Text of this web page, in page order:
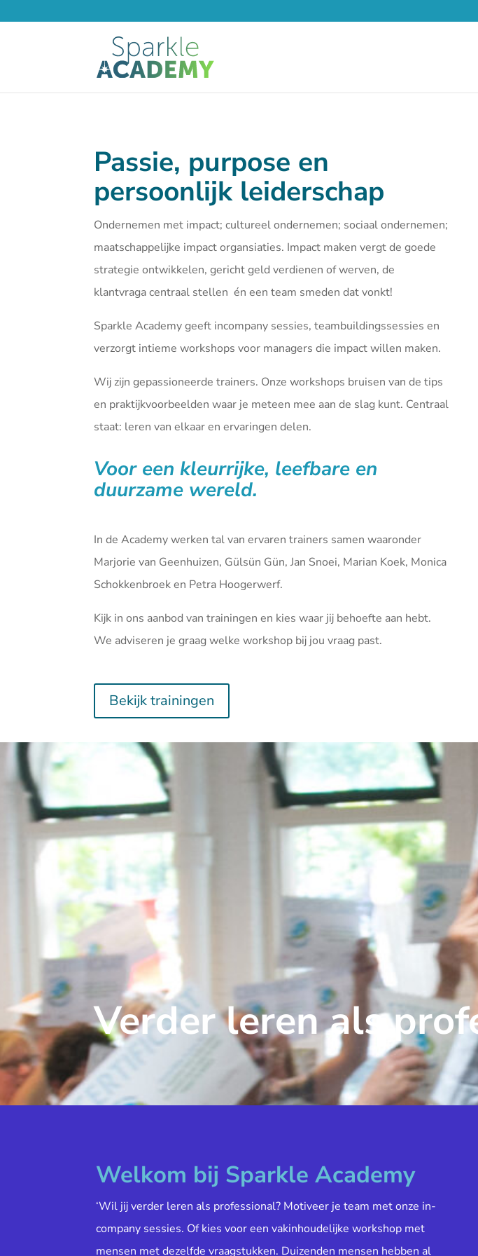
Passie, purpose en
persoonlijk leiderschap
Ondernemen met impact; cultureel ondernemen; sociaal ondernemen;
maatschappelijke impact organsiaties. Impact maken vergt de goede
strategie ontwikkelen, gericht geld verdienen of werven, de
klantvraga centraal stellen én een team smeden dat vonkt!
Sparkle Academy geeft incompany sessies, teambuildingssessies en
verzorgt intieme workshops voor managers die impact willen maken.
Wij zijn gepassioneerde trainers. Onze workshops bruisen van de tips
en praktijkvoorbeelden waar je meteen mee aan de slag kunt. Centraal
staat: leren van elkaar en ervaringen delen.
Voor een kleurrijke, leefbare en
duurzame wereld.
In de Academy werken tal van ervaren trainers samen waaronder
Marjorie van Geenhuizen, Gülsün Gün, Jan Snoei, Marian Koek, Monica
Schokkenbroek en Petra Hoogerwerf.
Kijk in ons aanbod vantrainingen en kies waar jij behoefte aan hebt.
We adviseren je graag welke workshop bij jou vraag past.
Bekijk trainingen
Verder leren als
Welkom bij Sparkle Academy
‘Wil jij verder leren als professional? Motiveer je team met onze in-
company sessies. Of kies voor een vakinhoudelijke workshop met
mensen met dezelfde vraagstukken. Duizenden mensen hebben al